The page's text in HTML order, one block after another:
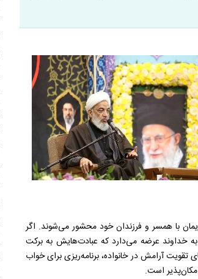
با همسر و فرزندان خود محشور می‌شوند. اگر
خداوند عرضه می‌دارد که عبادت‌هایش به برکت
آرامش در خانواده، برنامه‌ریزی برای خواب
است.